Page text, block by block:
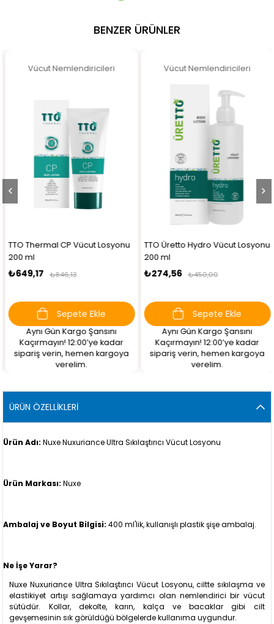
BENZER ÜRÜNLER
Vücut Nemlendiricileri
TTO Thermal CP Vücut Losyonu
200 ml
₺649,17 ₺846,13
Sepete Ekle
Aynı Gün Kargo Şansını
Kaçırmayın! 12:00’ye kadar
sipariş verin, hemen kargoya
verelim.
Vücut Nemlendiricileri
TTO Üretto Hydro Vücut Losyonu
200 ml
₺274,56 ₺450,00
Sepete Ekle
Aynı Gün Kargo Şansını
Kaçırmayın! 12:00’ye kadar
sipariş verin, hemen kargoya
verelim.
ÜRÜN ÖZELLIKLERI
Ürün Adı: Nuxe Nuxuriance Ultra Sıkılaştırıcı Vücut Losyonu
Ürün Markası: Nuxe
Ambalaj ve Boyut Bilgisi: 400 ml'lik, kullanışlı plastik şişe ambalaj.
Ne İşe Yarar?
Nuxe Nuxuriance Ultra Sıkılaştırıcı Vücut Losyonu, ciltte sıkılaşma ve
elastikiyet artışı sağlamaya yardımcı olan nemlendirici bir vücut
sütüdür. Kollar, dekolte, karın, kalça ve bacaklar gibi cilt
gevşemesinin sık görüldüğü bölgelerde kullanıma uygundur.